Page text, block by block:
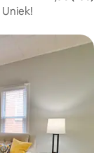
- Uniek!